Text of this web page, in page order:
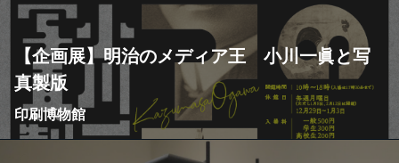
【企画展】明治のメディア王 小川一眞と写
真製版
印刷博物館